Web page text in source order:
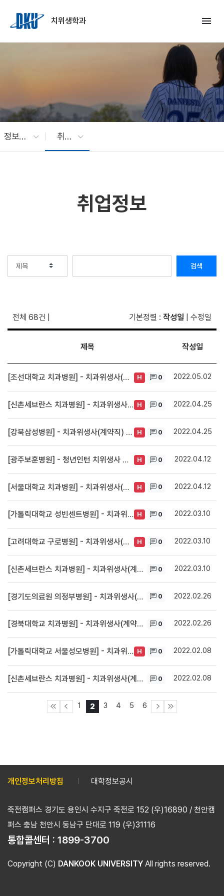
치위생학과
menu
정보마당 취업정보
취업정보
검색
전체 68건 기본정렬 : 작성일 수정일
제목 작성일
[조선대학교 치과병원] - 치과위생사(계약직) 채용 H 0 2022.05.02
[신촌세브란스 치과병원] - 치과위생사(계약직) 채용 H 0 2022.04.25
[강북삼성병원] - 치과위생사(계약직) 채용 H 0 2022.04.25
[광주보훈병원] - 청년인턴 치위생사 채용 H 0 2022.04.12
[서울대학교 치과병원] - 치과위생사(계약직) 채용 H 0 2022.04.12
[가톨릭대학교 성빈센트병원] - 치과위생사(계약직) 채용 H 0 2022.03.10
[고려대학교 구로병원] - 치과위생사(계약직) 채용 H 0 2022.03.10
[신촌세브란스 치과병원] - 치과위생사(계약직) 채용 0 2022.03.10
[경기도의료원 의정부병원] - 치과위생사(계약직) 채용 0 2022.02.26
[경북대학교 치과병원] - 치과위생사(계약직) 채용 0 2022.02.26
[가톨릭대학교 서울성모병원] - 치과위생사(계약직) 채용 H 0 2022.02.08
[신촌세브란스 치과병원] - 치과위생사(계약직) 채용 0 2022.02.08
1 2 3 4 5 6
개인정보처리방침 대학정보공시
죽전캠퍼스 경기도 용인시 수지구 죽전로 152 (우)16890 / 천안캠
퍼스 충남 천안시 동남구 단대로 119 (우)31116
통합콜센터 : 1899-3700
Copyright (C) DANKOOK UNIVERSITY All rights reserved.